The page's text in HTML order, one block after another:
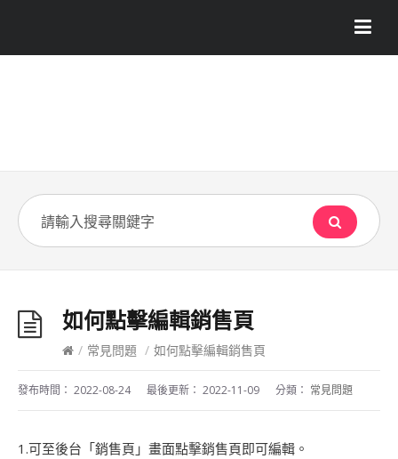
如何點擊編輯銷售頁
/ 常見問題 / 如何點擊編輯銷售頁
發布時間： 2022-08-24 最後更新： 2022-11-09 分類： 常見問題
1.可至後台「銷售頁」畫面點擊銷售頁即可編輯。